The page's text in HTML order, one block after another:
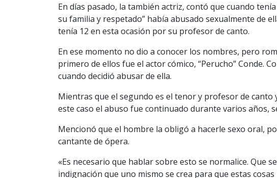
En días pasado, la también actriz, contó que cuando
su familia y respetado” había abusado sexualmente de
tenía 12 en esta ocasión por su profesor de canto.
En ese momento no dio a conocer los nombres, pero
primero de ellos fue el actor cómico, “Perucho” Conde.
cuando decidió abusar de ella.
Mientras que el segundo es el tenor y profesor de canto
este caso el abuso fue continuado durante varios años,
Mencionó que el hombre la obligó a hacerle sexo oral,
cantante de ópera.
«Es necesario que hablar sobre esto se normalice. Que
indignación que uno mismo se crea para que estas